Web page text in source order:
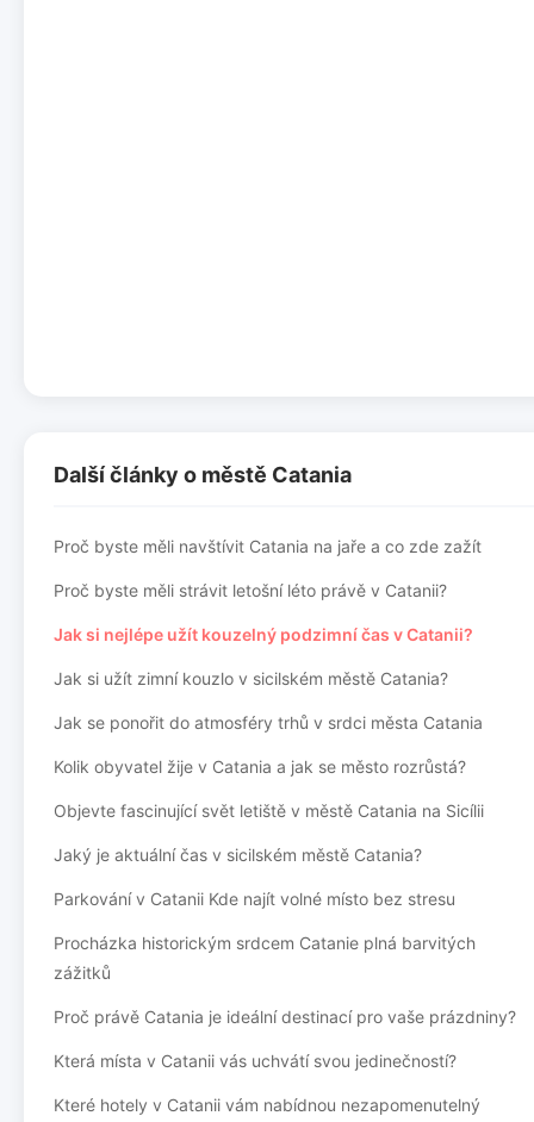
Další články o městě Catania
Proč byste měli navštívit Catania na jaře a co zde zažít
Proč byste měli strávit letošní léto právě v Catanii?
Jak si nejlépe užít kouzelný podzimní čas v Catanii?
Jak si užít zimní kouzlo v sicilském městě Catania?
Jak se ponořit do atmosféry trhů v srdci města Catania
Kolik obyvatel žije v Catania a jak se město rozrůstá?
Objevte fascinující svět letiště v městě Catania na Sicílii
Jaký je aktuální čas v sicilském městě Catania?
Parkování v Catanii Kde najít volné místo bez stresu
Procházka historickým srdcem Catanie plná barvitých
zážitků
Proč právě Catania je ideální destinací pro vaše prázdniny?
Která místa v Catanii vás uchvátí svou jedinečností?
Které hotely v Catanii vám nabídnou nezapomenutelný